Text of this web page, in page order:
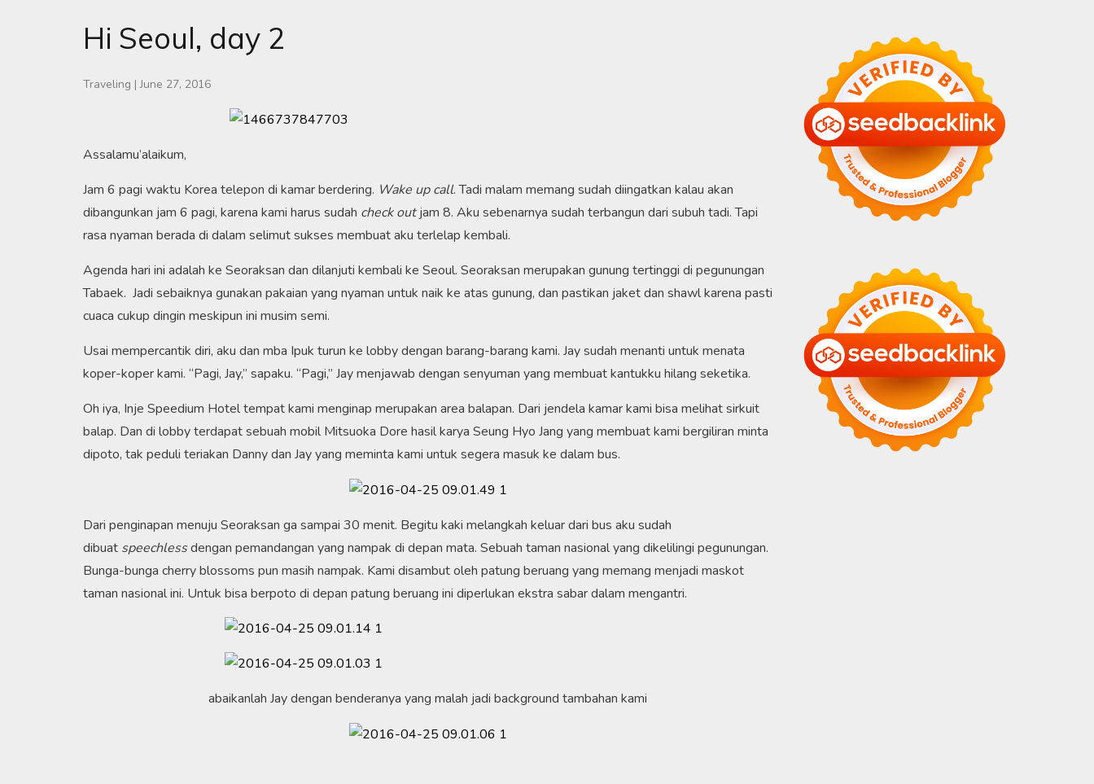
Hi Seoul, day 2
Traveling | June 27, 2016
Assalamu’alaikum,
Jam 6 pagi waktu Korea telepon di kamar berdering. Wake up call. Tadi malam memang sudah diingatkan kalau akan
dibangunkan jam 6 pagi, karena kami harus sudah check outjam 8. Aku sebenarnya sudah terbangun dari subuh tadi. Tapi
rasa nyaman berada di dalam selimut sukses membuat aku terlelap kembali.
Agenda hari ini adalah ke Seoraksan dan dilanjuti kembali ke Seoul. Seoraksan merupakan gunung tertinggi di pegunungan
Tabaek. Jadi sebaiknya gunakan pakaian yang nyaman untuk naik ke atas gunung, dan pastikan jaket dan shawl karena pasti
cuaca cukup dingin meskipun ini musim semi.
Usai mempercantik diri, aku dan mba Ipuk turun ke lobby dengan barang-barang kami. Jay sudah menanti untuk menata
koper-koper kami. “Pagi, Jay,” sapaku. “Pagi,” Jay menjawab dengan senyuman yang membuat kantukku hilang seketika.
Oh iya, Inje Speedium Hotel tempat kami menginap merupakan area balapan. Dari jendela kamar kami bisa melihat sirkuit
balap. Dan di lobby terdapat sebuah mobil Mitsuoka Dore hasil karya Seung Hyo Jang yang membuat kami bergiliran minta
dipoto, tak peduli teriakan Danny dan Jay yang meminta kami untuk segera masuk ke dalam bus.
Dari penginapan menuju Seoraksan ga sampai 30 menit. Begitu kaki melangkah keluar dari bus aku sudah
dibuat speechlessdengan pemandangan yang nampak di depan mata. Sebuah taman nasional yang dikelilingi pegunungan.
Bunga-bunga cherry blossoms pun masih nampak. Kami disambut oleh patung beruang yang memang menjadi maskot
taman nasional ini. Untuk bisa berpoto di depan patung beruang ini diperlukan ekstra sabar dalam mengantri.
abaikanlah Jay dengan benderanya yang malah jadi background tambahan kami